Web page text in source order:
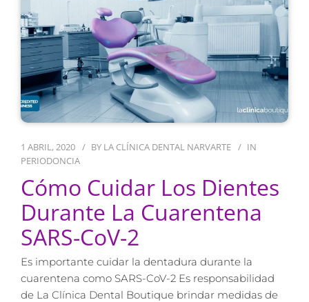
1 ABRIL, 2020 BY LA CLÍNICA DENTAL NARVARTE
IN
PERIODONCIA
Cómo Cuidar Los Dientes
Durante La Cuarentena
SARS-CoV-2
Es importante cuidar la dentadura durante la
cuarentena como SARS-CoV-2 Es responsabilidad
de La Clínica Dental Boutique brindar medidas de